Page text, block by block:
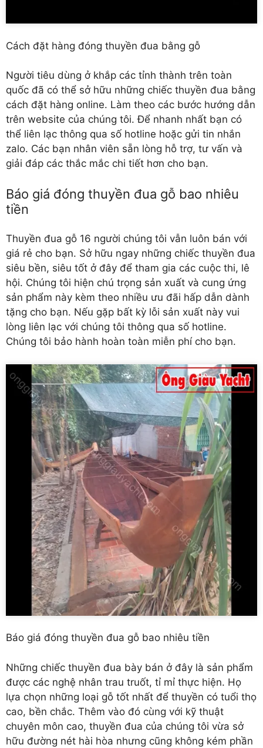
Cách đặt hàng đóng thuyền đua bằng gỗ
Người tiêu dùng ở khắp các tỉnh thành trên toàn
quốc đã có thể sở hữu những chiếc thuyền đua bằng
cách đặt hàng online. Làm theo các bước hướng dẫn
trên website của chúng tôi. Để nhanh nhất bạn có
thể liên lạc thông qua số hotline hoặc gửi tin nhắn
zalo. Các bạn nhân viên sẵn lòng hỗ trợ, tư vấn và
giải đáp các thắc mắc chi tiết hơn cho bạn.
Báo giá đóng thuyền đua gỗ bao nhiêu
tiền
Thuyền đua gỗ 16 người chúng tôi vẫn luôn bán với
giá rẻ cho bạn. Sở hữu ngay những chiếc thuyền đua
siêu bền, siêu tốt ở đây để tham gia các cuộc thi, lê
hội. Chúng tôi hiện chú trọng sản xuất và cung ứng
sản phẩm này kèm theo nhiều ưu đãi hấp dẫn dành
tặng cho bạn. Nếu gặp bất kỳ lỗi sản xuất này vui
lòng liên lạc với chúng tôi thông qua số hotline.
Chúng tôi bảo hành hoàn toàn miễn phí cho bạn.
Báo giá đóng thuyền đua gỗ bao nhiêu tiền
Những chiếc thuyền đua bày bán ở đây là sản phẩm
được các nghệ nhân trau truốt, tỉ mỉ thực hiện. Họ
lựa chọn những loại gỗ tốt nhất để thuyền có tuổi thọ
cao, bền chắc. Thêm vào đó cùng với kỹ thuật
chuyên môn cao, thuyền đua của chúng tôi vừa sở
hữu đường nét hài hòa nhưng cũng không kém phần